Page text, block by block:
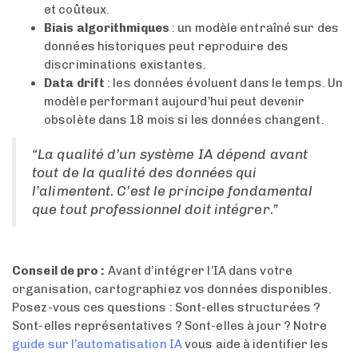
et coûteux.
Biais algorithmiques : un modèle entraîné sur des
données historiques peut reproduire des
discriminations existantes.
Data drift : les données évoluent dans le temps. Un
modèle performant aujourd’hui peut devenir
obsolète dans 18 mois si les données changent.
“La qualité d’un système IA dépend avant
tout de la qualité des données qui
l’alimentent. C’est le principe fondamental
que tout professionnel doit intégrer.”
Conseil de pro : Avant d’intégrer l’IA dans votre
organisation, cartographiez vos données disponibles.
Posez-vous ces questions : Sont-elles structurées ?
Sont-elles représentatives ? Sont-elles à jour ? Notre
guide sur l’automatisation IAvous aide à identifier les